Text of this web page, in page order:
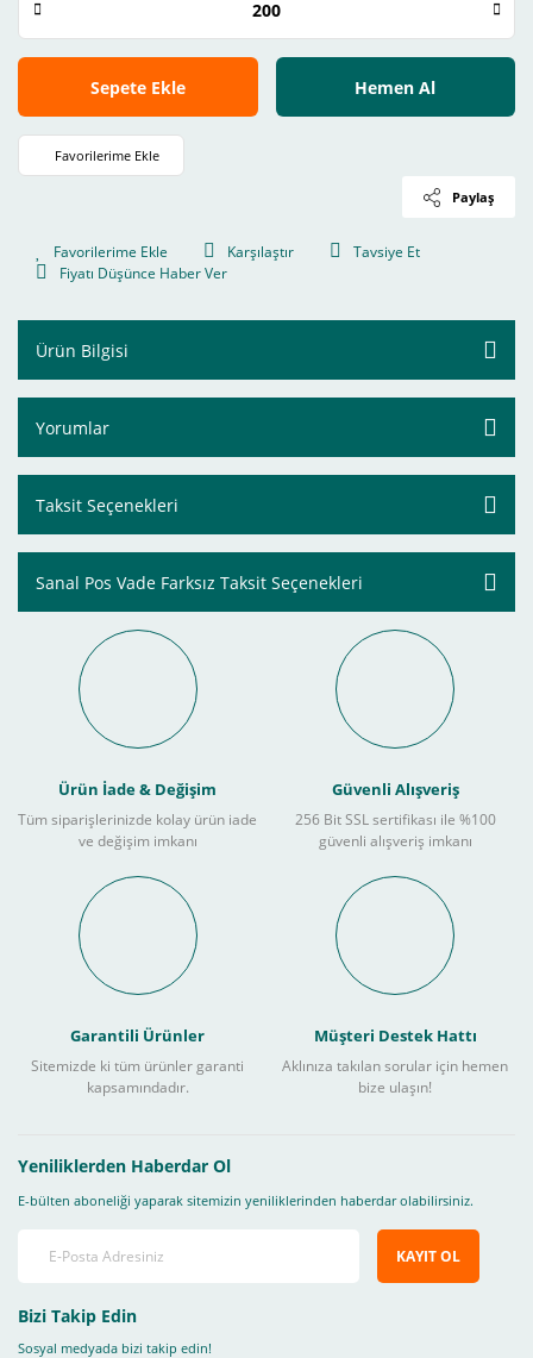
Sepete Ekle Hemen Al
Paylaş
Karşılaştır
Tavsiye Et
Fiyatı Düşünce Haber Ver
Ürün Bilgisi
Yorumlar
Taksit Seçenekleri
Sanal Pos Vade Farksız Taksit Seçenekleri
Ürün İade & Değişim
Tüm siparişlerinizde kolay ürün iade
ve değişim imkanı
Güvenli Alışveriş
256 Bit SSL sertifikası ile %100
güvenli alışveriş imkanı
Garantili Ürünler
Sitemizde ki tüm ürünler garanti
kapsamındadır.
Müşteri Destek Hattı
Aklınıza takılan sorular için hemen
bize ulaşın!
Yeniliklerden Haberdar Ol
E-bülten aboneliği yaparak sitemizin yeniliklerinden haberdar olabilirsiniz.
KAYIT OL
Bizi Takip Edin
Sosyal medyada bizi takip edin!